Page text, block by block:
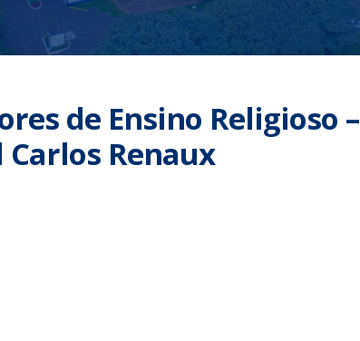
de Ensino Religioso –
Carlos Renaux